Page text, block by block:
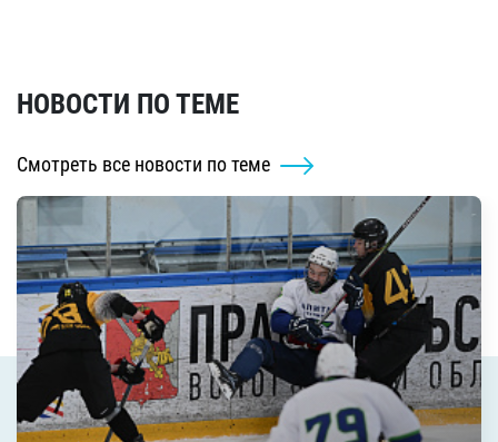
НОВОСТИ ПО ТЕМЕ
Смотреть все новости по теме